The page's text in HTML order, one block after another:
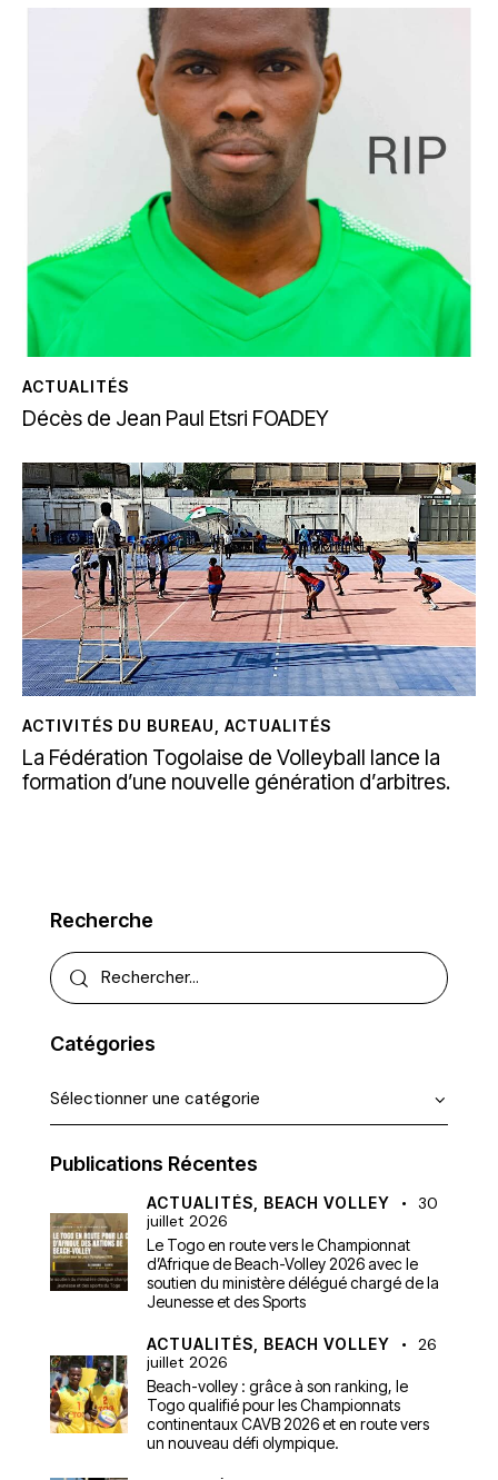
ACTUALITÉS
Décès de Jean Paul Etsri FOADEY
ACTIVITÉS DU BUREAU ACTUALITÉS
La Fédération Togolaise de Volleyball lance la
formation d’une nouvelle génération d’arbitres.
Recherche
Catégories
Publications Récentes
ACTUALITÉS, BEACH VOLLEY
30
juillet 2026
Le Togo en route vers le Championnat
d’Afrique de Beach-Volley 2026 avec le
soutien du ministère délégué chargé de la
Jeunesse et des Sports
ACTUALITÉS, BEACH VOLLEY
26
juillet 2026
Beach-volley : grâce à son ranking, le
Togo qualifié pour les Championnats
continentaux CAVB 2026 et en route vers
un nouveau défi olympique.